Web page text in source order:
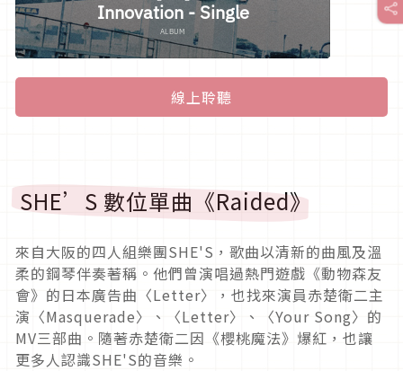
線上聆聽
SHE’S 數位單曲《Raided》
來自大阪的四人組樂團SHE'S，歌曲以清新的曲風及溫
柔的鋼琴伴奏著稱。他們曾演唱過熱門遊戲《動物森友
會》的日本廣告曲〈Letter〉，也找來演員赤楚衛二主
演〈Masquerade〉、〈Letter〉、〈Your Song〉的
MV三部曲。隨著赤楚衛二因《櫻桃魔法》爆紅，也讓
更多人認識SHE'S的音樂。